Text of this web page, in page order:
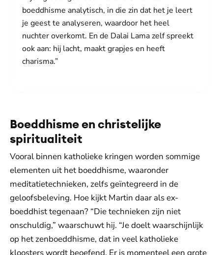
boeddhisme analytisch, in die zin dat het je leert
je geest te analyseren, waardoor het heel
nuchter overkomt. En de Dalai Lama zelf spreekt
ook aan: hij lacht, maakt grapjes en heeft
charisma.”
Boeddhisme en christelijke
spiritualiteit
Vooral binnen katholieke kringen worden sommige
elementen uit het boeddhisme, waaronder
meditatietechnieken, zelfs geïntegreerd in de
geloofsbeleving. Hoe kijkt Martin daar als ex-
boeddhist tegenaan? “Die technieken zijn niet
onschuldig,” waarschuwt hij. “Je doelt waarschijnlijk
op het zenboeddhisme, dat in veel katholieke
kloosters wordt beoefend. Er is momenteel een grote